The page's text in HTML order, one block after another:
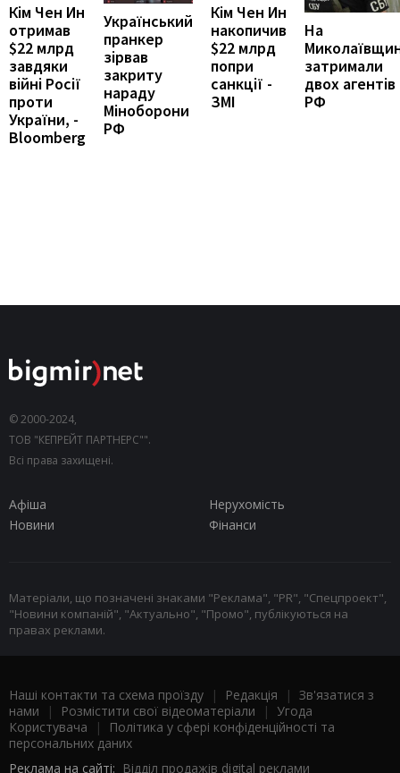
Кім Чен Ин
отримав
$22 млрд
завдяки
війні Росії
проти
України, -
Bloomberg
Український
пранкер
зірвав
закриту
нараду
Міноборони
РФ
Кім Чен Ин
накопичив
$22 млрд
попри
санкції -
ЗМІ
На
затримали
двох агентів
РФ
© 2000-2024,
ТОВ "КЕПРЕЙТ ПАРТНЕРС"".
Всі права захищені.
Афіша
Нерухомість
Новини
Фінанси
Матеріали, що позначені знаками "Реклама", "PR", "Спецпроект",
"Новини компаній", "Актуально", "Промо", публікуються на
правах реклами.
Наші контакти та схема проїзду | Редакція | Зв'язатися з
нами | Розмістити свої відеоматеріали | Угода
Користувача |
Політика у сфері конфіденційності та
персональних даних
Реклама на сайті: Відділ продажів digital реклами